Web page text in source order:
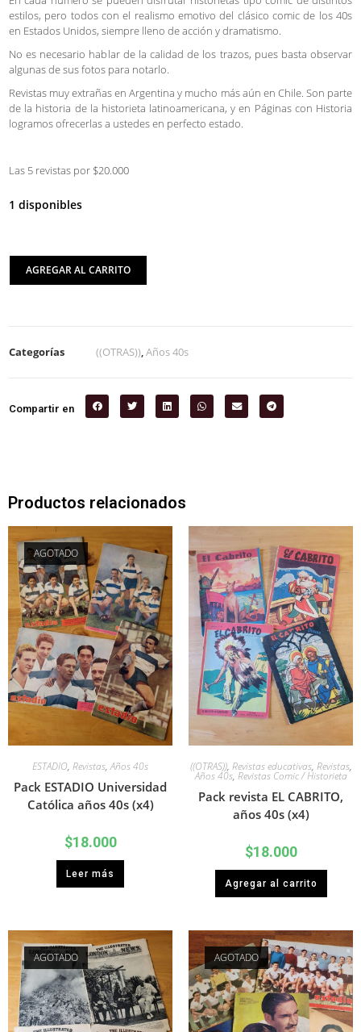
estilos, pero todos con el realismo emotivo del clásico comic de los 40s
en Estados Unidos, siempre lleno de acción y dramatismo.
No es necesario hablar de la calidad de los trazos, pues basta observar
algunas de sus fotos para notarlo.
Revistas muy extrañas en Argentina y mucho más aún en Chile. Son parte
de la historia de la historieta latinoamericana, y en Páginas con Historia
logramos ofrecerlas a ustedes en perfecto estado.
Las 5 revistas por $20.000
1 disponibles
AGREGAR AL CARRITO
Categorías ((OTRAS)),Años 40s
Compartir en
Productos relacionados
AGOTADO
ESTADIO, Revistas,Años 40s
Pack ESTADIO Universidad
Católica años 40s (x4)
$18.000
Leer más
((OTRAS)), Revistas educativas, Revistas,
Años 40s, Revistas Comic / Historieta
Pack revista EL CABRITO,
años 40s (x4)
$18.000
Agregar al carrito
AGOTADO AGOTADO